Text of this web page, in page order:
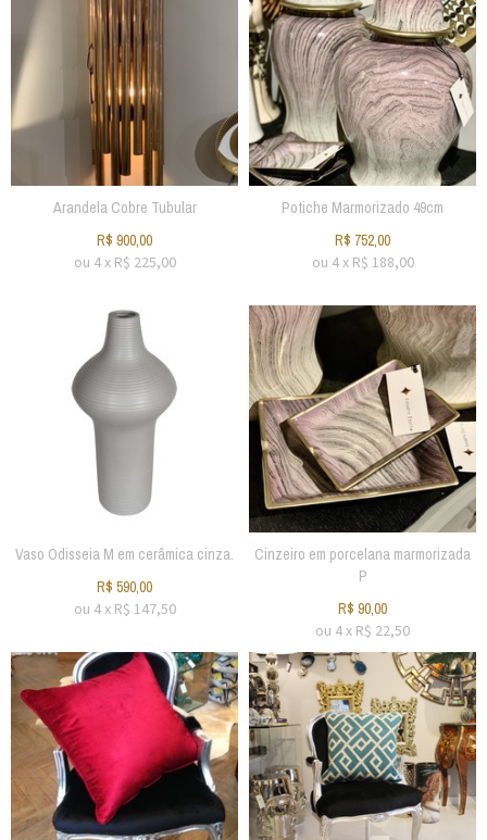
Arandela Cobre Tubular
R$ 900,00
ou 4x R$ 225,00
Potiche Marmorizado 49cm
R$ 752,00
ou 4x R$ 188,00
Vaso Odisseia M em cerâmica cinza.
R$ 590,00
ou 4x R$ 147,50
Cinzeiro em porcelana marmorizada
P
R$ 90,00
ou 4x R$ 22,50